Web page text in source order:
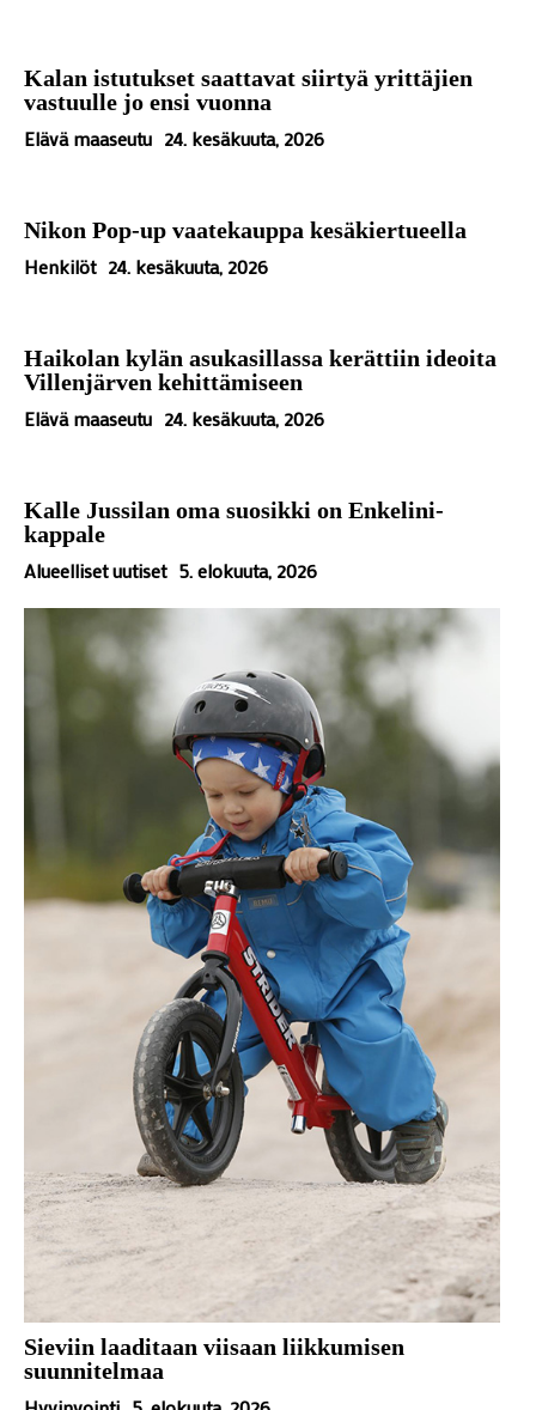
Kalan istutukset saattavat siirtyä yrittäjien
vastuulle jo ensi vuonna
Elävä maaseutu 24. kesäkuuta, 2026
Nikon Pop-up vaatekauppa kesäkiertueella
Henkilöt 24. kesäkuuta, 2026
Haikolan kylän asukasillassa kerättiin ideoita
Villenjärven kehittämiseen
Elävä maaseutu 24. kesäkuuta, 2026
Kalle Jussilan oma suosikki on Enkelini-
kappale
Alueelliset uutiset 5. elokuuta, 2026
Sieviin laaditaan viisaan liikkumisen
suunnitelmaa